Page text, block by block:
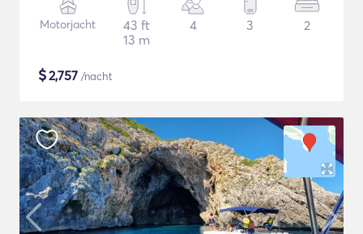
Motorjacht
43 ft
13 m
4 3 2
$2,757 /nacht